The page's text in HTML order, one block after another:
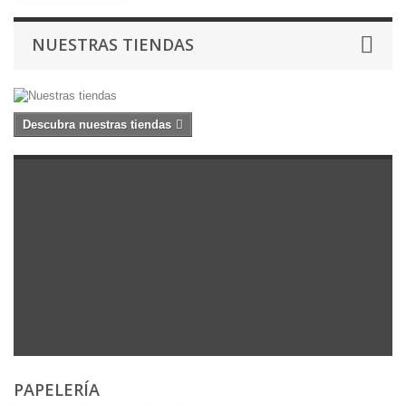
NUESTRAS TIENDAS
Descubra nuestras tiendas
PAPELERÍA